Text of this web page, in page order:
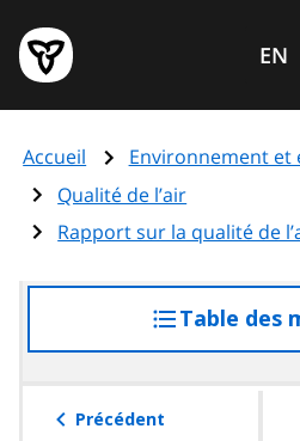
au
contenu
principal
Page
d'accueil
de
l'Ontario
EN
Accueil
Environnement et
Qualité de l’air
Rapport sur la qualité de
Table des
Précédent